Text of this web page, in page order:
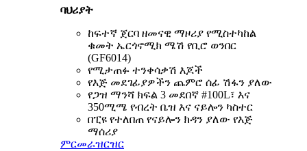
ባህሪያት
ከፍተኛ ጀርባ ዘመናዊ ማዞሪያ የሚስተካከል
ቁመት ኤርጎኖሚክ ሜሽ የቢሮ ወንበር
(GF6014)
የሚታጠፉ ተንቀሳቃሽ እጆች
የእጅ መደገፊያዎችን ጨምሮ ሰፊ ሽፋን ያለው
የጋዝ ማንሻ ክፍል 3 መደበኛ #100L፣ እና
350ሚሜ የብረት ቤዝ እና ናይሎን ካስተር
በፒዩ የተለበጠ የናይሎን ክዳን ያለው የእጅ
ማሰሪያ
ምርመራዝርዝር